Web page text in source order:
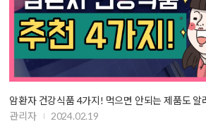
암환자 건강식품 4가지! 먹으면 안되는 제품도 알
관리자
2024.02.19